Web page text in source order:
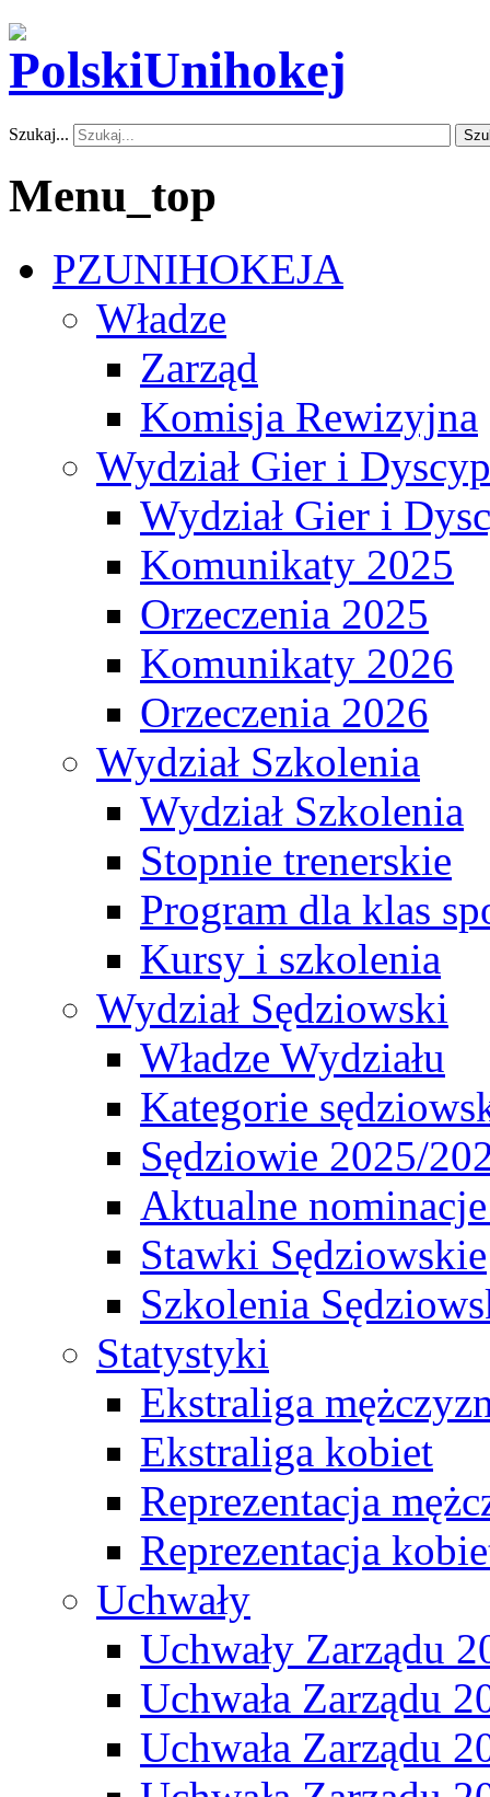
Szukaj...
Menu_top
PZUNIHOKEJA
Władze
Zarząd
Komisja Rewizyjna
Wydział Gier i
Wydział Gier i
Komunikaty 2025
Orzeczenia 2025
Komunikaty 2026
Orzeczenia 2026
Wydział Szkolenia
Wydział Szkolenia
Stopnie trenerskie
Program dla klas
Kursy i szkolenia
Wydział Sędziowski
Władze Wydziału
Kategorie
Sędziowie 2025/
Aktualne
Stawki Sędziowskie
Szkolenia
Statystyki
Ekstraliga
Ekstraliga kobiet
Reprezentacja
Reprezentacja
Uchwały
Uchwały Zarządu
Uchwała Zarządu
Uchwała Zarządu